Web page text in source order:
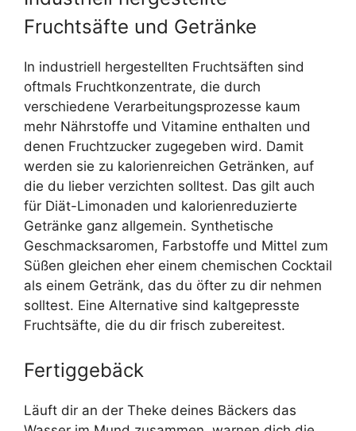
Fruchtsäfte und Getränke
In industriell hergestellten Fruchtsäften sind
oftmals Fruchtkonzentrate, die durch
verschiedene Verarbeitungsprozesse kaum
mehr Nährstoffe und Vitamine enthalten und
denen Fruchtzucker zugegeben wird. Damit
werden sie zu kalorienreichen Getränken, auf
die du lieber verzichten solltest. Das gilt auch
für Diät-Limonaden und kalorienreduzierte
Getränke ganz allgemein. Synthetische
Geschmacksaromen, Farbstoffe und Mittel zum
Süßen gleichen eher einem chemischen Cocktail
als einem Getränk, das du öfter zu dir nehmen
solltest. Eine Alternative sind kaltgepresste
Fruchtsäfte, die du dir frisch zubereitest.
Fertiggebäck
Läuft dir an der Theke deines Bäckers das